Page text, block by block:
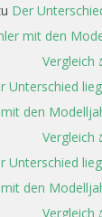
Der
mit den
Vergleich
Unterschied
den
Vergleich
Unterschied
den
Vergleich